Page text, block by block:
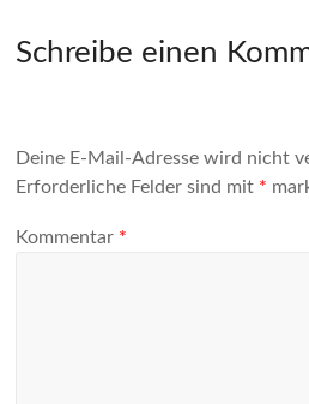
Schreibe einen
Deine E-Mail-Adresse wird nicht
Erforderliche Felder sind mit *
Kommentar *